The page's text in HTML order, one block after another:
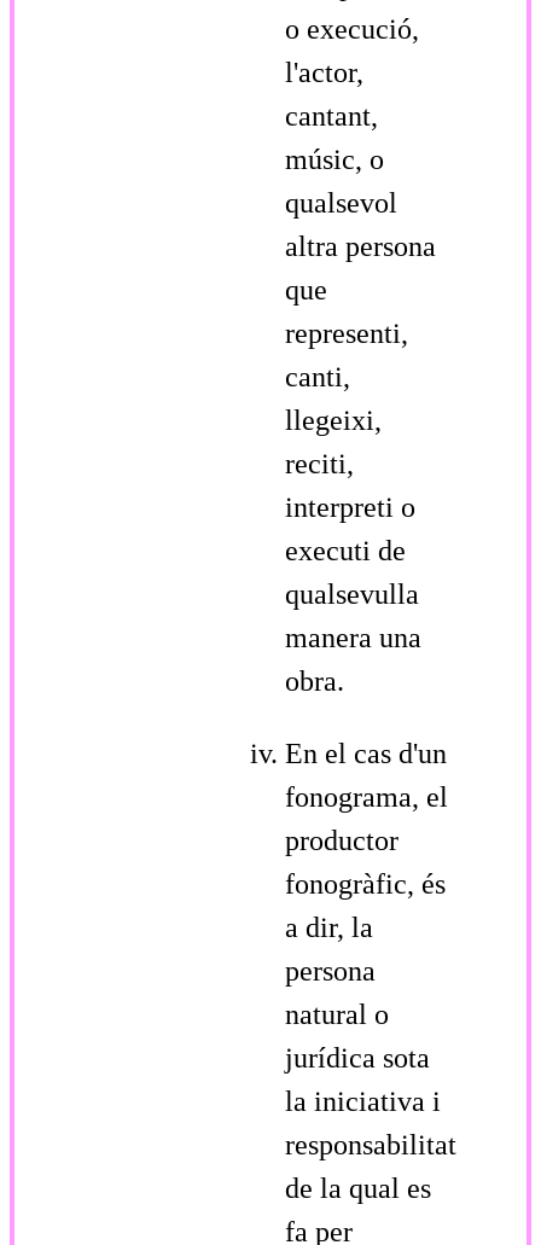
o execució,
l'actor,
cantant,
músic, o
qualsevol
altra persona
que
representi,
canti,
llegeixi,
reciti,
interpreti o
executi de
qualsevulla
manera una
obra.
En el cas d'un
fonograma, el
productor
fonogràfic, és
a dir, la
persona
natural o
jurídica sota
la iniciativa i
responsabilitat
de la qual es
fa per